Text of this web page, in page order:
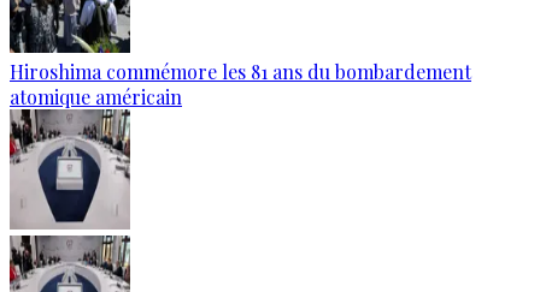
Hiroshima commémore les 81 ans du bombardement
atomique américain